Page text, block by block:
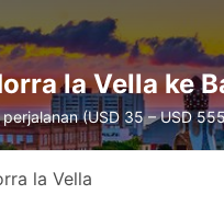
la Vella ke
(USD 35 – USD
la Vella